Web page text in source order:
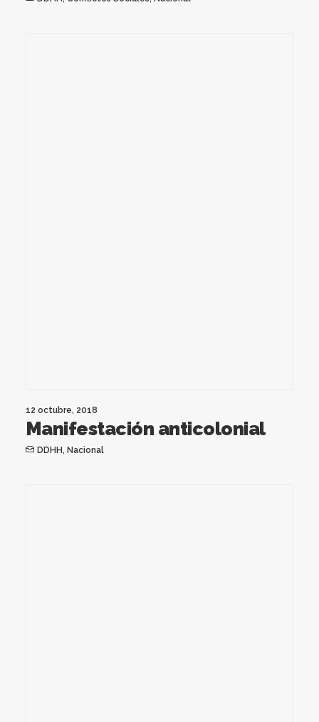
12 octubre, 2018
Manifestación anticolonial
DDHH, Nacional